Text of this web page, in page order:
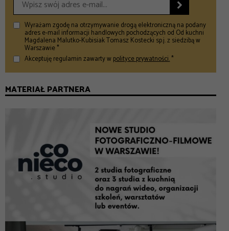

Wyrażam zgodę na otrzymywanie drogą elektroniczną na podany
adres e-mail informacji handlowych pochodzących od Od kuchni
Magdalena Malutko-Kubisiak Tomasz Kostecki sp.j. z siedzibą w
Warszawie *
Akceptuję regulamin zawarty wpolityce prywatności.*
MATERIAŁ PARTNERA